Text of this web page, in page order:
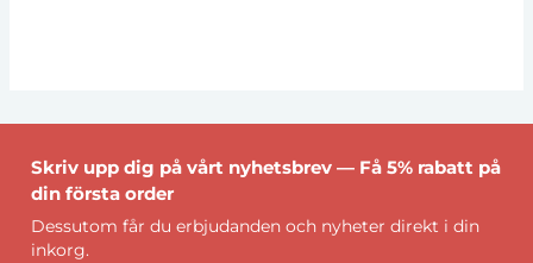
Skriv upp dig på vårt nyhetsbrev — Få 5% rabatt på
din första order
Dessutom får du erbjudanden och nyheter direkt i din
inkorg.